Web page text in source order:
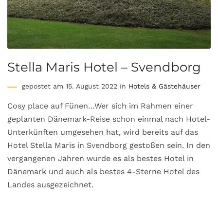
Stella Maris Hotel – Svendborg
gepostet am 15. August 2022 in Hotels & Gästehäuser
Cosy place auf Fünen…Wer sich im Rahmen einer
geplanten Dänemark-Reise schon einmal nach Hotel-
Unterkünften umgesehen hat, wird bereits auf das
Hotel Stella Maris in Svendborg gestoßen sein. In den
vergangenen Jahren wurde es als bestes Hotel in
Dänemark und auch als bestes 4-Sterne Hotel des
Landes ausgezeichnet.